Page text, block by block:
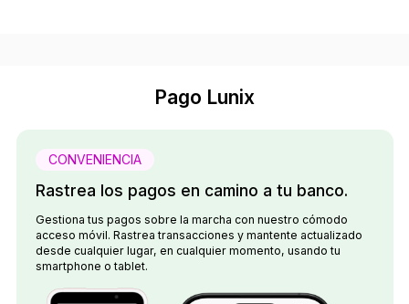
Pago Lunix
CONVENIENCIA
Rastrea los pagos en camino a tu banco.
Gestiona tus pagos sobre la marcha con nuestro cómodo
acceso móvil. Rastrea transacciones y mantente actualizado
desde cualquier lugar, en cualquier momento, usando tu
smartphone o tablet.